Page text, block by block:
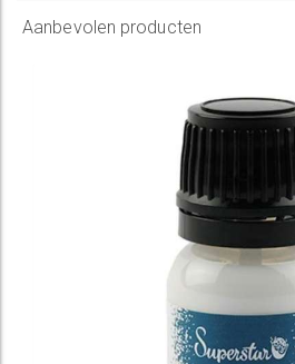
Aanbevolen producten